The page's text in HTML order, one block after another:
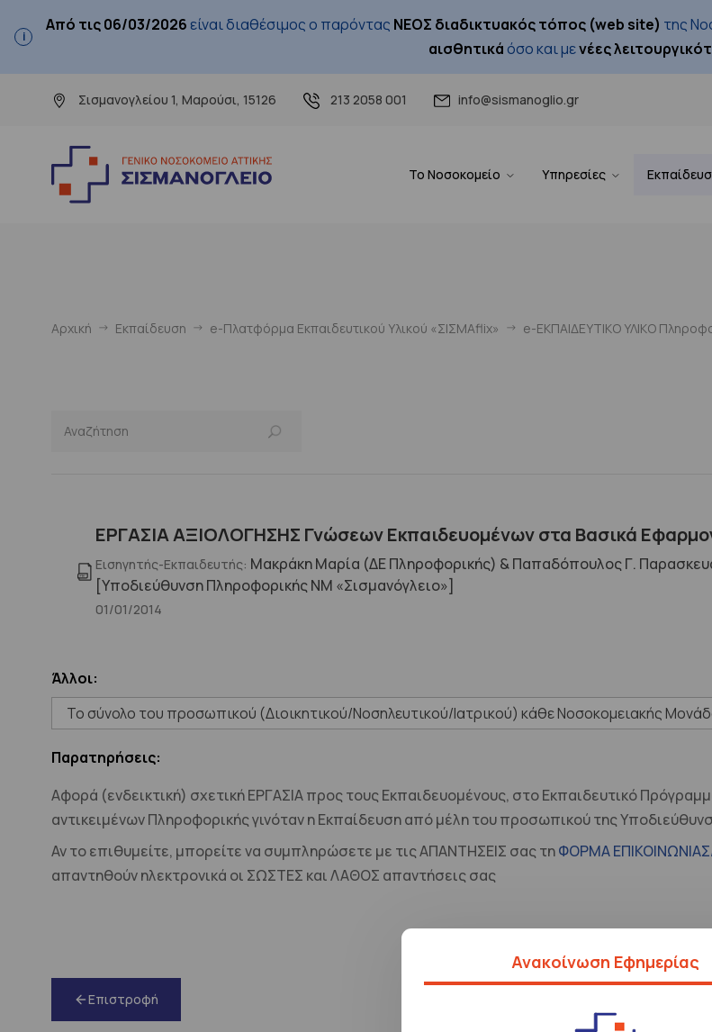
Από τις 06/03/2026 είναι διαθέσιμος ο παρόντας ΝΕΟΣ διαδικτυακός τόπος (web site) της
αισθητικάόσο και μενέες
Σισμανογλείου 1, Μαρούσι, 15126 213 2058 001 info@sismanoglio.gr
Το Νοσοκομείο Υπηρεσίες
Ανακοίνωση Εφημερίας
Αρχική Εκπαίδευση e-Πλατφόρμα Εκπαιδευτικού Υλικού «ΣΙΣΜΑflix» e-ΕΚΠΑΙΔΕΥΤΙΚΟ ΥΛΙΚΟ
ΕΡΓΑΣΙΑ ΑΞΙΟΛΟΓΗΣΗΣ Γνώσεων Εκπαιδευομένων στα Βασικά
Εισηγητής-Εκπαιδευτής: Μακράκη Μαρία (ΔΕ Πληροφορικής) & Παπαδόπουλος Γ.
[Υποδιεύθυνση Πληροφορικής ΝΜ «Σισμανόγλειο»]
01/01/2014
Άλλοι:
Το σύνολο του προσωπικού (Διοικητικού/Νοσηλευτικού/Ιατρικού) κάθε Νοσοκομειακής
Παρατηρήσεις:
Αφορά (ενδεικτική) σχετική ΕΡΓΑΣΙΑ προς τους Εκπαιδευομένους, στο Εκπαιδευτικό
αντικειμένων Πληροφορικής γινόταν η Εκπαίδευση από μέλη του προσωπικού της
Αν το επιθυμείτε, μπορείτε να συμπληρώσετε με τις ΑΠΑΝΤΗΣΕΙΣ σας τηΦΟΡΜΑ
απαντηθούν ηλεκτρονικά οι ΣΩΣΤΕΣ και ΛΑΘΟΣ απαντήσεις σας
Επιστροφή